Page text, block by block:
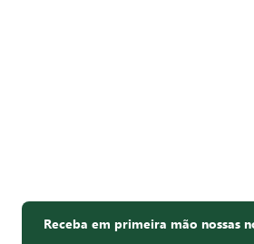
Receba em primeira mão nossas